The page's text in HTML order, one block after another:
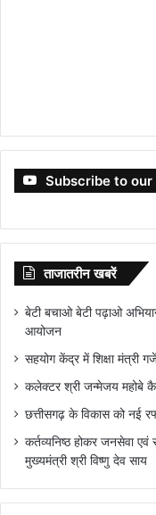
Subscribe to our
ताजातरीन खबरें
बेटी बचाओ बेटी पढ़ाओ
आयोजन
सहयोग केंद्र में शिक्षा मंत्री
कलेक्टर श्री जन्मेजय महोबे
छत्तीसगढ़ के विकास को नई
कर्तव्यनिष्ठ होकर जनसेवा
मुख्यमंत्री श्री विष्णु देव साय